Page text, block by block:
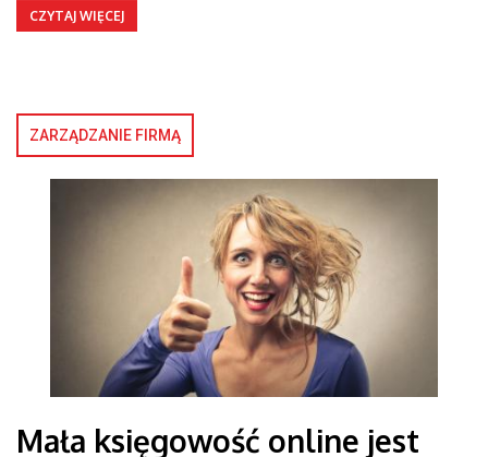
CZYTAJ WIĘCEJ
ZARZĄDZANIE FIRMĄ
Mała księgowość online jest